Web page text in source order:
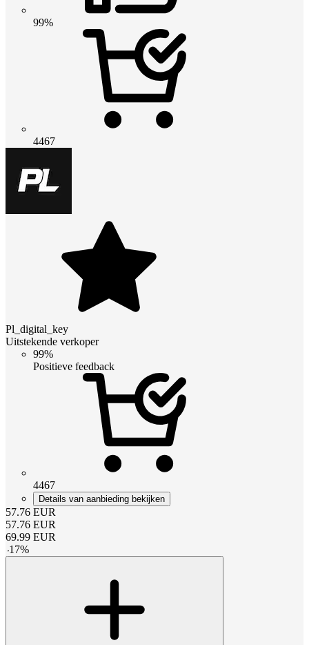
99%
4467
Pl_digital_key
Uitstekende verkoper
99%
Positieve feedback
4467
Details van aanbieding bekijken
57.76 EUR
57.76 EUR
69.99 EUR
-17%